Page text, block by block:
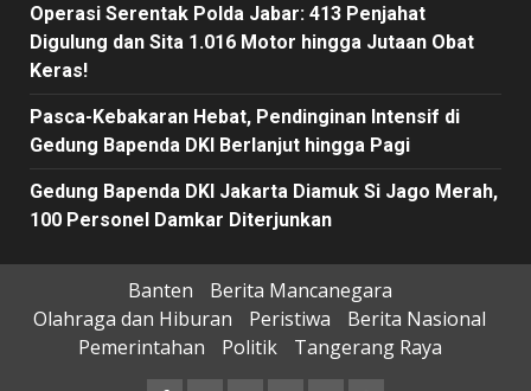
Operasi Serentak Polda Jabar: 413 Penjahat
Digulung dan Sita 1.016 Motor hingga Jutaan Obat
Keras!
Pasca-Kebakaran Hebat, Pendinginan Intensif di
Gedung Bapenda DKI Berlanjut hingga Pagi
Gedung Bapenda DKI Jakarta Diamuk Si Jago Merah,
100 Personel Damkar Diterjunkan
Banten
Berita Mancanegara
Olahraga dan Hiburan
Peristiwa
Berita Nasional
Pemerintahan
Politik Tangerang Raya